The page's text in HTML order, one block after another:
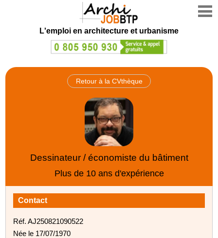
L'emploi en architecture et urbanisme
Retour à la CVthèque
Dessinateur / économiste du bâtiment
Plus de 10 ans d'expérience
Contact
Réf. AJ250821090522
Née le 17/07/1970